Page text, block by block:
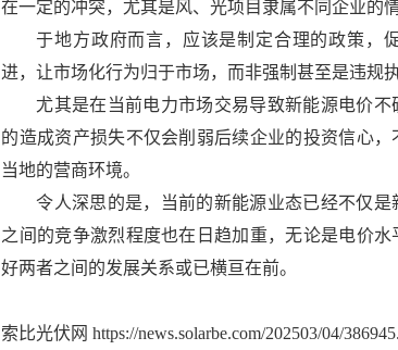
在一定的冲突，尤其是风、光项目隶属不同企业的
于地方政府而言，应该是制定合理的政策，
进，让市场化行为归于市场，而非强制甚至是违规执
尤其是在当前电力市场交易导致新能源电价
的造成资产损失不仅会削弱后续企业的投资信心
当地的营商环境。
令人深思的是，当前的新能源业态已经不仅
之间的竞争激烈程度也在日趋加重，无论是电价
好两者之间的发展关系或已横亘在前。
索比光伏网 https://news.solarbe.com/202503/04/